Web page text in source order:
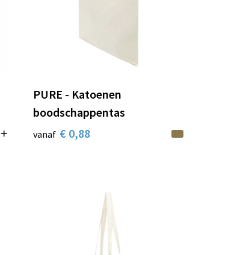
PURE - Katoenen
boodschappentas
vanaf € 0,88